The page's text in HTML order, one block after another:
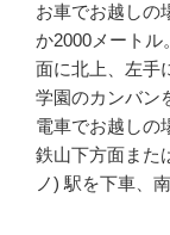
お車でお越しの
か2000メートル
面に北上、左手
学園のカンバン
電車でお越しの
鉄山下方面また
ノ) 駅を下車、